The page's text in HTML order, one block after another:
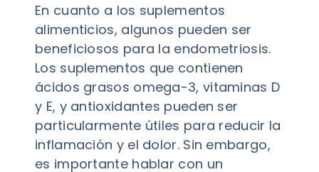
En cuanto a los suplementos
alimenticios, algunos pueden ser
beneficiosos para la endometriosis.
Los suplementos que contienen
ácidos grasos omega-3, vitaminas D
y E, y antioxidantes pueden ser
particularmente útiles para reducir la
inflamación y el dolor. Sin embargo,
es importante hablar con un